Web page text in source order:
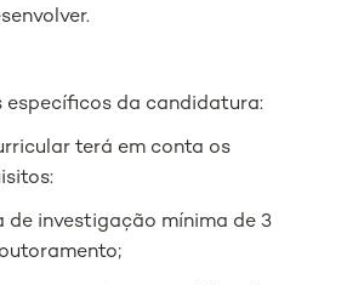
específicos da candidatura:
terá em conta os
de investigação mínima de 3